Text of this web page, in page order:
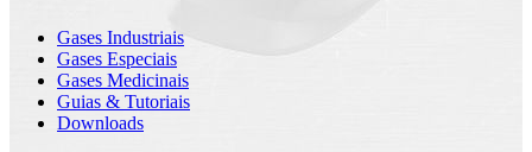
Gases Industriais
Gases Especiais
Gases Medicinais
Guias & Tutoriais
Downloads